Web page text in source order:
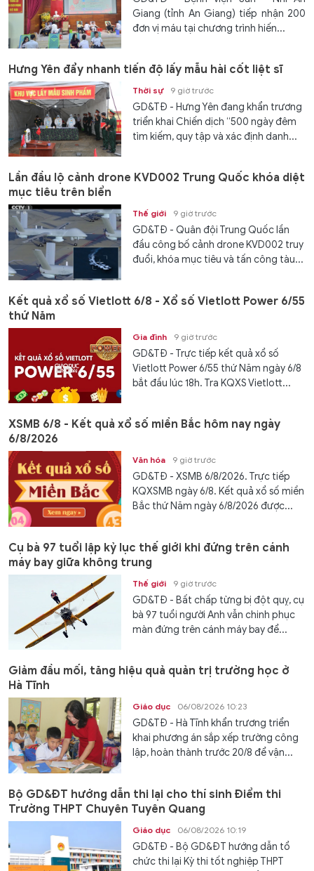
Giang (tỉnh An Giang) tiếp nhận 200
đơn vị máu tại chương trình hiến...
Hưng Yên đẩy nhanh tiến độ lấy mẫu hài cốt liệt sĩ
Thời sự 9 giờ trước
GD&TĐ - Hưng Yên đang khẩn trương
triển khai Chiến dịch “500 ngày đêm
tìm kiếm, quy tập và xác định danh...
Lần đầu lộ cảnh drone KVD002 Trung Quốc khóa diệt
mục tiêu trên biển
Thế giới 9 giờ trước
GD&TĐ - Quân đội Trung Quốc lần
đầu công bố cảnh drone KVD002 truy
đuổi, khóa mục tiêu và tấn công tàu...
Kết quả xổ số Vietlott 6/8 - Xổ số Vietlott Power 6/55
thứ Năm
Gia đình 9 giờ trước
GD&TĐ - Trực tiếp kết quả xổ số
Vietlott Power 6/55 thứ Năm ngày 6/8
bắt đầu lúc 18h. Tra KQXS Vietlott...
XSMB 6/8 - Kết quả xổ số miền Bắc hôm nay ngày
6/8/2026
Văn hóa 9 giờ trước
GD&TĐ - XSMB 6/8/2026. Trực tiếp
KQXSMB ngày 6/8. Kết quả xổ số miền
Bắc thứ Năm ngày 6/8/2026 được...
Cụ bà 97 tuổi lập kỷ lục thế giới khi đứng trên cánh
máy bay giữa không trung
Thế giới 9 giờ trước
GD&TĐ - Bất chấp từng bị đột quỵ, cụ
bà 97 tuổi người Anh vẫn chinh phục
màn đứng trên cánh máy bay để...
Giảm đầu mối, tăng hiệu quả quản trị trường học ở
Hà Tĩnh
Giáo dục 06/08/2026 10:23
GD&TĐ - Hà Tĩnh khẩn trương triển
khai phương án sắp xếp trường công
lập, hoàn thành trước 20/8 để vận...
Bộ GD&ĐT hướng dẫn thi lại cho thí sinh Điểm thi
Trường THPT Chuyên Tuyên Quang
Giáo dục 06/08/2026 10:19
GD&TĐ - Bộ GD&ĐT hướng dẫn tổ
chức thi lại Kỳ thi tốt nghiệp THPT